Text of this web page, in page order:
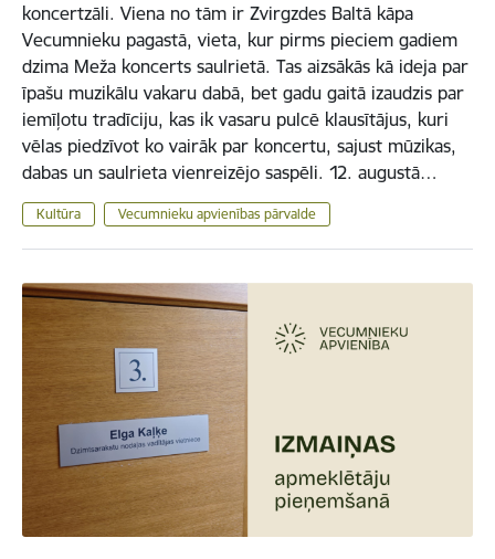
koncertzāli. Viena no tām ir Zvirgzdes Baltā kāpa
Vecumnieku pagastā, vieta, kur pirms pieciem gadiem
dzima Meža koncerts saulrietā. Tas aizsākās kā ideja par
īpašu muzikālu vakaru dabā, bet gadu gaitā izaudzis par
iemīļotu tradīciju, kas ik vasaru pulcē klausītājus, kuri
vēlas piedzīvot ko vairāk par koncertu, sajust mūzikas,
dabas un saulrieta vienreizējo saspēli. 12. augustā…
Kultūra Vecumnieku apvienības pārvalde